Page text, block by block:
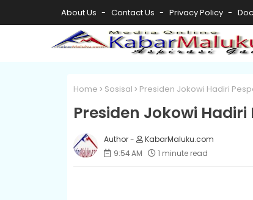
About Us Contact Us Privacy Policy
Home Sosisal Presiden Jokowi Hadiri
Presiden Jokowi
KabarMaluku.com
9:54 AM
1 minute read